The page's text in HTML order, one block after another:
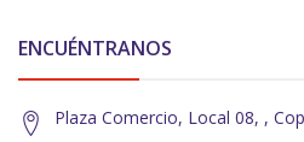
ENCUÉNTRANOS
Plaza Comercio, Local 08, ,